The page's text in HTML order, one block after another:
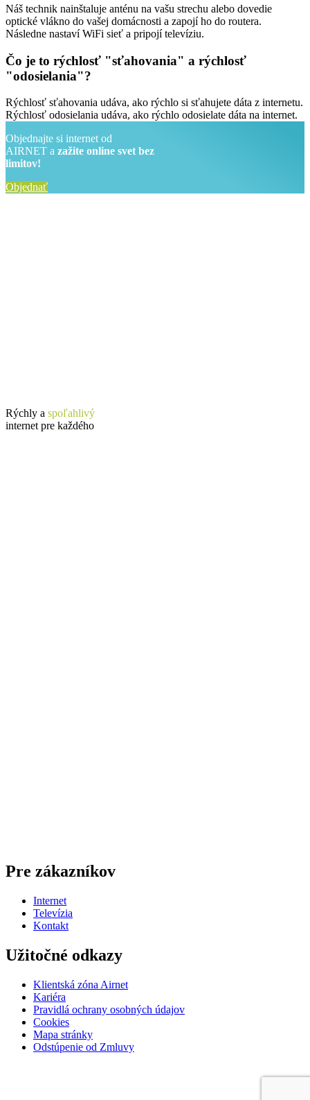
Náš technik nainštaluje anténu na vašu strechu alebo dovedie
optické vlákno do vašej domácnosti a zapojí ho do routera.
Následne nastaví WiFi sieť a pripojí televíziu.
Čo je to rýchlosť "sťahovania" a rýchlosť
"odosielania"?
Rýchlosť sťahovania udáva, ako rýchlo si sťahujete dáta z internetu.
Rýchlosť odosielania udáva, ako rýchlo odosielate dáta na internet.
Objednajte si internet od
AIRNET a zažite online svet bez
limitov!
Objednať
Rýchly a spoľahlivý
internet pre každého
Pre zákazníkov
Internet
Televízia
Kontakt
Užitočné odkazy
Klientská zóna Airnet
Kariéra
Pravidlá ochrany osobných údajov
Cookies
Mapa stránky
Odstúpenie od Zmluvy